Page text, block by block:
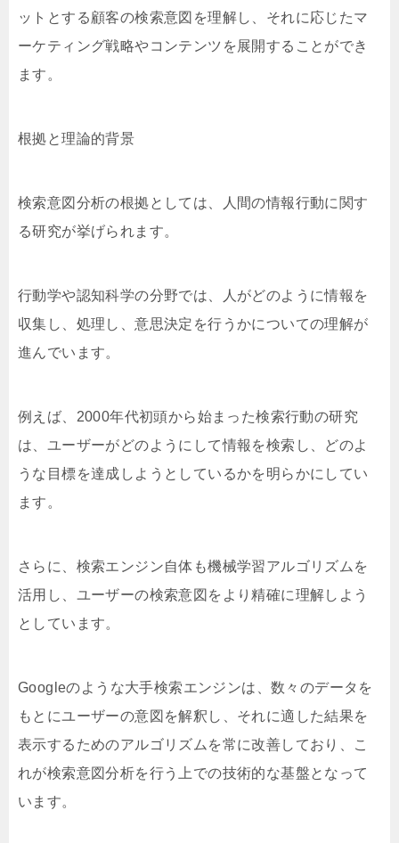
ットとする顧客の検索意図を理解し、それに応じたマ
ーケティング戦略やコンテンツを展開することができ
ます。
根拠と理論的背景
検索意図分析の根拠としては、人間の情報行動に関す
る研究が挙げられます。
行動学や認知科学の分野では、人がどのように情報を
収集し、処理し、意思決定を行うかについての理解が
進んでいます。
例えば、2000年代初頭から始まった検索行動の研究
は、ユーザーがどのようにして情報を検索し、どのよ
うな目標を達成しようとしているかを明らかにしてい
ます。
さらに、検索エンジン自体も機械学習アルゴリズムを
活用し、ユーザーの検索意図をより精確に理解しよう
としています。
Googleのような大手検索エンジンは、数々のデータを
もとにユーザーの意図を解釈し、それに適した結果を
表示するためのアルゴリズムを常に改善しており、こ
れが検索意図分析を行う上での技術的な基盤となって
います。